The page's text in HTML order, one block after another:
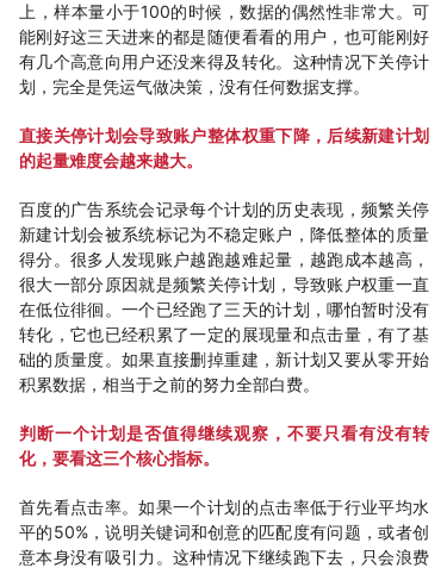
上，样本量小于100的时候，数据的偶然性非常大。可
能刚好这三天进来的都是随便看看的用户，也可能刚好
有几个高意向用户还没来得及转化。这种情况下关停计
划，完全是凭运气做决策，没有任何数据支撑。
直接关停计划会导致账户整体权重下降，后续新建计划
的起量难度会越来越大。
百度的广告系统会记录每个计划的历史表现，频繁关停
新建计划会被系统标记为不稳定账户，降低整体的质量
得分。很多人发现账户越跑越难起量，越跑成本越高，
很大一部分原因就是频繁关停计划，导致账户权重一直
在低位徘徊。一个已经跑了三天的计划，哪怕暂时没有
转化，它也已经积累了一定的展现量和点击量，有了基
础的质量度。如果直接删掉重建，新计划又要从零开始
积累数据，相当于之前的努力全部白费。
判断一个计划是否值得继续观察，不要只看有没有转
化，要看这三个核心指标。
首先看点击率。如果一个计划的点击率低于行业平均水
平的50%，说明关键词和创意的匹配度有问题，或者创
意本身没有吸引力。这种情况下继续跑下去，只会浪费